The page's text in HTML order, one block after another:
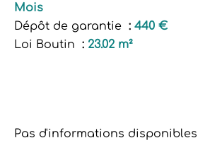
Mois
Dépôt de garantie
440 €
Loi Boutin
23.02 m²
Pas d'informations disponibles